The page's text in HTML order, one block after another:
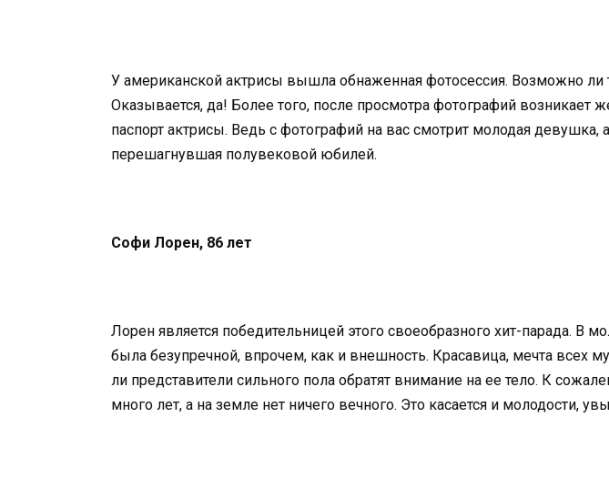
У американской актрисы вышла обнаженная фотосессия. Возможно ли
Оказывается, да! Более того, после просмотра фотографий возникает
паспорт актрисы. Ведь с фотографий на вас смотрит молодая девушка,
перешагнувшая полувековой юбилей.
Софи Лорен, 86 лет
Лорен является победительницей этого своеобразного хит-парада. В
была безупречной, впрочем, как и внешность. Красавица, мечта всех
ли представители сильного пола обратят внимание на ее тело. К
много лет, а на земле нет ничего вечного. Это касается и молодости,